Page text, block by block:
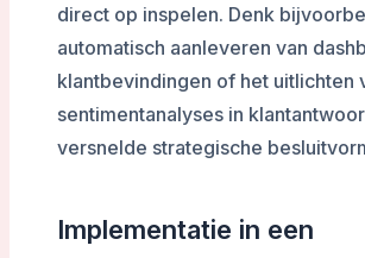
direct op inspelen. Denk
automatisch aanleveren van
klantbevindingen of het uitlichten
sentimentanalyses in
versnelde strategische
Implementatie in een